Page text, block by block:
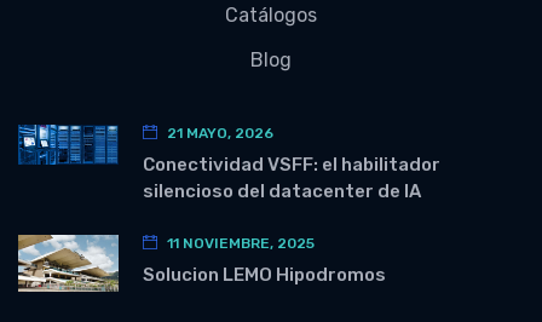
Catálogos
Blog
21 MAYO, 2026
Conectividad VSFF: el habilitador
silencioso del datacenter de IA
11 NOVIEMBRE, 2025
Solucion LEMO Hipodromos